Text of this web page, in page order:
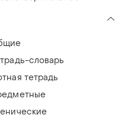
словарь
тетрадь